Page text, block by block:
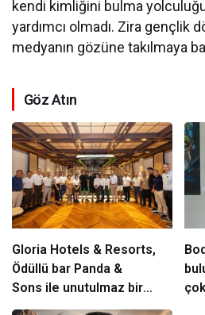
kendi kimliğini bulma
yardımcı olmadı. Zira gençlik
medyanın gözüne takılmaya
Göz Atın
Gloria Hotels & Resorts,
Ödüllü bar Panda &
Sons ile unutulmaz bir
Miksoloji Gecesine İmza